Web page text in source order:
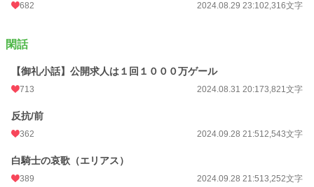
682 2024.08.29 23:102,316文字
閑話
【御礼小話】公開求人は１回１０００万ゲール
713 2024.08.31 20:173,821文字
反抗/前
362 2024.09.28 21:512,543文字
白騎士の哀歌（エリアス）
389 2024.09.28 21:513,252文字